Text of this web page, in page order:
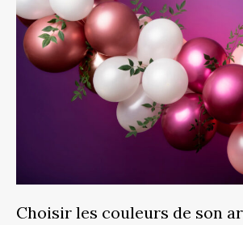
Choisir les couleurs de son